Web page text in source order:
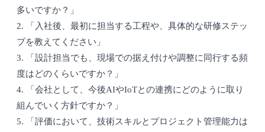
多いですか？」
2. 「入社後、最初に担当する工程や、具体的な研修ステッ
プを教えてください」
3. 「設計担当でも、現場での据え付けや調整に同行する頻
度はどのくらいですか？」
4. 「会社として、今後AIやIoTとの連携にどのように取り
組んでいく方針ですか？」
5. 「評価において、技術スキルとプロジェクト管理能力は